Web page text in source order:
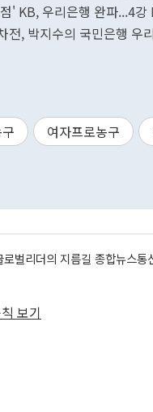
' KB, 우리은행 완파...4강
전, 박지수의 국민은행 우
여자프로농구
로벌리더의 지름길 종합뉴스
보기